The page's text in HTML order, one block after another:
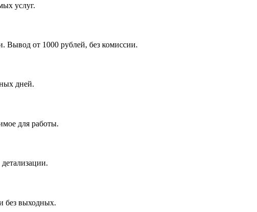
услуг.
Вывод от 1000 рублей, без комиссии.
дней.
для работы.
без выходных.